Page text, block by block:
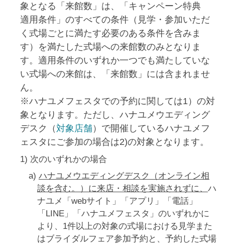
象となる「来館数」は、「キャンペーン特典
適用条件」のすべての条件（見学・参加いただ
く式場ごとに満たす必要のある条件を含みま
す）を満たした式場への来館数のみとなりま
す。適用条件のいずれか一つでも満たしていな
い式場への来館は、「来館数」には含まれませ
ん。
※ハナユメフェスタでの予約に関しては1）の対
象となります。ただし、ハナユメウエディング
デスク（ 対象店舗）で開催しているハナユメフ
ェスタにご参加の場合は2)の対象となります。
1) 次のいずれかの場合
a) ハナユメウエディングデスク（オンライン相
談を含む。）に来店・相談を実施されずに、 ハ
ナユメ「webサイト」「アプリ」「電話」
「LINE」「ハナユメフェスタ」のいずれかに
より、1件以上の対象の式場における見学また
はブライダルフェア参加予約と、予約した式場